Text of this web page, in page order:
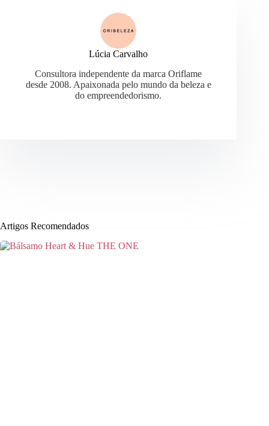
Lúcia Carvalho
Consultora independente da marca Oriflame
desde 2008. Apaixonada pelo mundo da beleza e
do empreendedorismo.
Artigos Recomendados